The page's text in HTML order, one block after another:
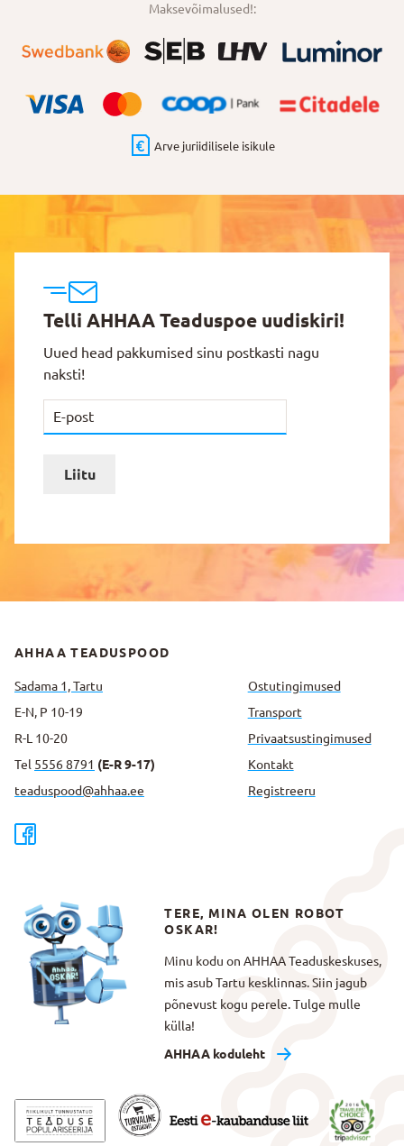
Maksevõimalused!:
Arve juriidilisele isikule
Telli AHHAA Teaduspoe uudiskiri!
Uued head pakkumised sinu postkasti nagu
naksti!
Liitu
AHHAA TEADUSPOOD
Sadama 1, Tartu
E-N, P 10-19
R-L 10-20
Tel 5556 8791 (E-R 9-17)
teaduspood@ahhaa.ee
Ostutingimused
Transport
Privaatsus­tingimused
Kontakt
Registreeru
TERE, MINA OLEN ROBOT
OSKAR!
Minu kodu on AHHAA Teaduskeskuses,
mis asub Tartu kesklinnas. Siin jagub
põnevust kogu perele. Tulge mulle
külla!
AHHAA koduleht